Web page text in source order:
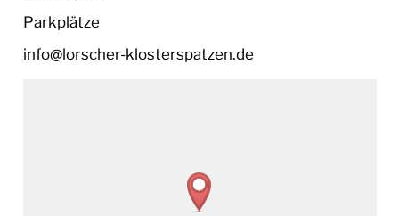
Parkplätze
info@lorscher-klosterspatzen.de